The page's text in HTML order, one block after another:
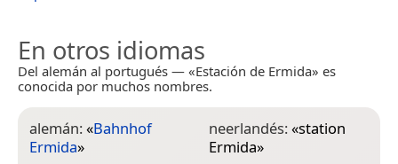
En otros idiomas
Del alemán al portugués — «Estación de Ermida» es
conocida por muchos nombres.
alemán:«Bahnhof
Ermida»
neerlandés:«station
Ermida»